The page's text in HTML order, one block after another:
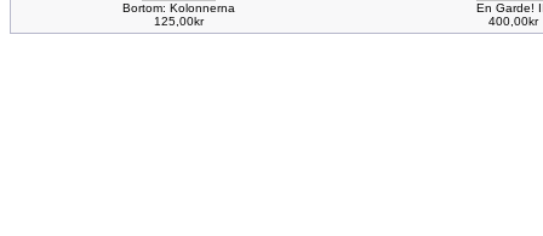
Bortom: Kolonnerna
125,00kr
En Garde!
400,00kr